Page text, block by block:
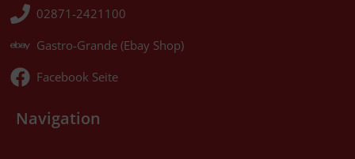
02871-2421100
Gastro-Grande (Ebay Shop)
Facebook Seite
Navigation